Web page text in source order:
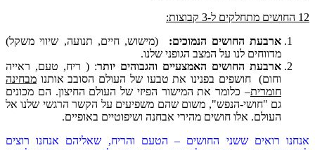
12 החושים מתחלקים ל-3 קבוצות:
ארבעת החושים הנמוכים: (מישוש, חיים, תנועה, שיווי משקל)
מדווחים לנו על המצב הגופני שלנו.
ארבעת החושים האמצעיים והגבוהים יותר: ( ריח, טעם, ראייה
וחום) חושפים בפנינו את טבעו של העולם הסובב אותנו מבחינה
חומרית– כלומר את המישור הפיזי של העולם החיצון. הם מכונים
גם "חושי-הנפש", משום שהם משפיעים על הקשר הרגשי שלנו אל
העולם. אלו חושים מהירי אבחנה ושיפוטיים באופיים.
אנחנו רואים ששני החושים – הטעם והריח, שאליהם אנחנו רוצים